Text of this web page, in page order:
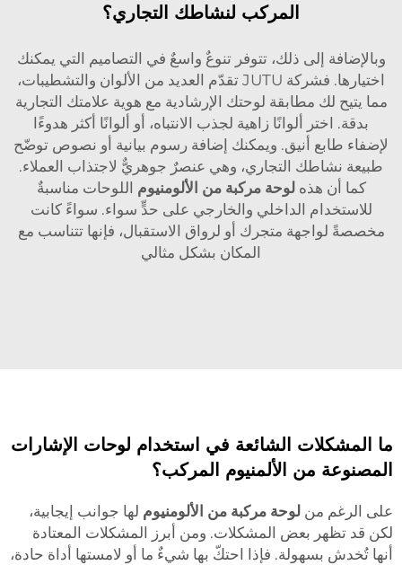
المركب لنشاطك التجاري؟
وبالإضافة إلى ذلك، تتوفر تنوعٌ واسعٌ في التصاميم التي يمكنك
اختيارها. فشركة JUTU تقدّم العديد من الألوان والتشطيبات،
مما يتيح لك مطابقة لوحتك الإرشادية مع هوية علامتك التجارية
بدقة. اختر ألوانًا زاهية لجذب الانتباه، أو ألوانًا أكثر هدوءًا
لإضفاء طابع أنيق. ويمكنك إضافة رسوم بيانية أو نصوص توضّح
طبيعة نشاطك التجاري، وهي عنصرٌ جوهريٌّ لاجتذاب العملاء.
كما أن هذهلوحة مركبة من الألومنيوم اللوحات مناسبةٌ
للاستخدام الداخلي والخارجي على حدٍّ سواء. سواءً كانت
مخصصةً لواجهة متجرك أو لرواق الاستقبال، فإنها تتناسب مع
المكان بشكل مثالي
ما المشكلات الشائعة في استخدام لوحات الإشارات
المصنوعة من الألمنيوم المركب؟
على الرغم من لوحة مركبة من الألومنيوم لها جوانب إيجابية،
لكن قد تظهر بعض المشكلات. ومن أبرز المشكلات المعتادة
أنها تُخدش بسهولة. فإذا احتكّ بها شيءٌ ما أو لامستها أداة حادة،